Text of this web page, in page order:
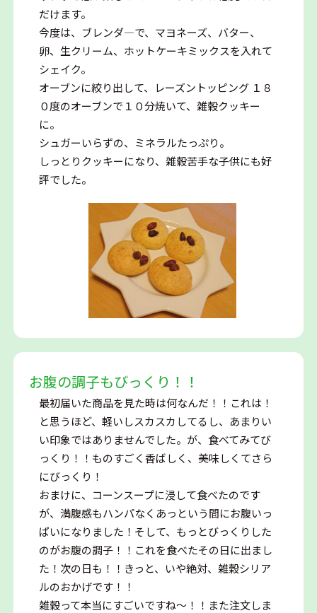
だけます。
今度は、ブレンダ―で、マヨネーズ、バター、
卵、生クリーム、ホットケーキミックスを入れて
シェイク。
オーブンに絞り出して、レーズントッピング １８
０度のオーブンで１０分焼いて、雑穀クッキー
に。
シュガーいらずの、ミネラルたっぷり。
しっとりクッキーになり、雑穀苦手な子供にも好
評でした。
お腹の調子もびっくり！！
最初届いた商品を見た時は何なんだ！！これは！
と思うほど、軽いしスカスカしてるし、あまりい
い印象ではありませんでした。が、食べてみてび
っくり！！ものすごく香ばしく、美味しくてさら
にびっくり！
おまけに、コーンスープに浸して食べたのです
が、満腹感もハンパなくあっという間にお腹いっ
ぱいになりました！そして、もっとびっくりした
のがお腹の調子！！これを食べたその日に出まし
た！次の日も！！きっと、いや絶対、雑穀シリア
ルのおかげです！！
雑穀って本当にすごいですね～！！また注文しま